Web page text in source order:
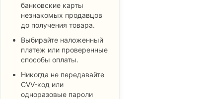
банковские карты
незнакомых продавцов
до получения товара.
Выбирайте наложенный
платеж или проверенные
способы оплаты.
Никогда не передавайте
CVV-код или
одноразовые пароли